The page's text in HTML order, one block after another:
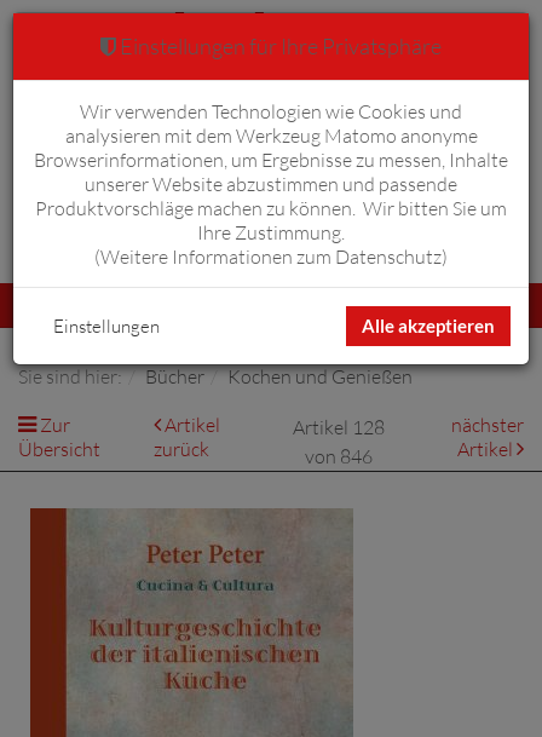
Anmelden Warenkorb 0
umschalten
Sie sind hier: Bücher
Kochen und Genießen
Zur
Übersicht
Artikel
zurück
Artikel 128
von 846
nächster
Artikel
Einstellungen für Ihre Privatsphäre
Wir verwenden Technologien wie Cookies und
analysieren mit dem Werkzeug Matomo anonyme
Browserinformationen, um Ergebnisse zu messen, Inhalte
unserer Website abzustimmen und passende
Produktvorschläge machen zu können. Wir bitten Sie um
Ihre Zustimmung.
(Weitere Informationen zum Datenschutz)
Alle akzeptieren
Einstellungen